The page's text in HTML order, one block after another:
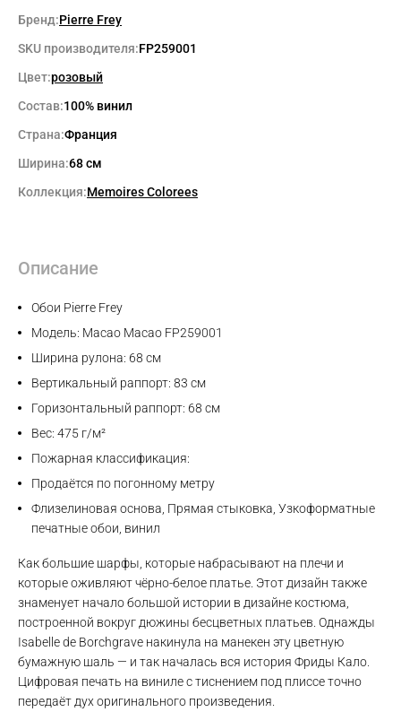
Бренд:Pierre Frey
SKU производителя:FP259001
Цвет:розовый
Состав:100% винил
Страна:Франция
Ширина:68 см
Коллекция:Memoires Colorees
Описание
Обои Pierre Frey
Модель: Macao Macao FP259001
Ширина рулона: 68 см
Вертикальный раппорт: 83 см
Горизонтальный раппорт: 68 см
Вес: 475 г/м²
Пожарная классификация:
Продаётся по погонному метру
Флизелиновая основа, Прямая стыковка, Узкоформатные
печатные обои, винил
Как большие шарфы, которые набрасывают на плечи и
которые оживляют чёрно-белое платье. Этот дизайн также
знаменует начало большой истории в дизайне костюма,
построенной вокруг дюжины бесцветных платьев. Однажды
Isabelle de Borchgrave накинула на манекен эту цветную
бумажную шаль — и так началась вся история Фриды Кало.
Цифровая печать на виниле с тиснением под плиссе точно
передаёт дух оригинального произведения.
Max
WhatsApp